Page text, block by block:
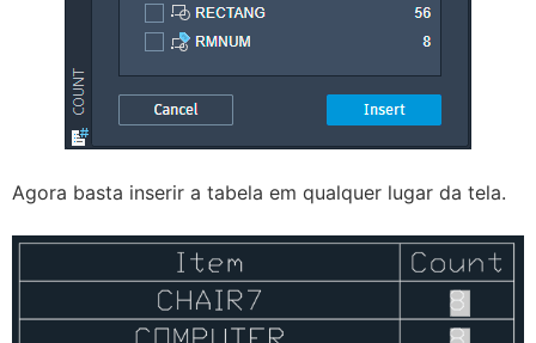
Agora basta inserir a tabela em qualquer lugar da tela.